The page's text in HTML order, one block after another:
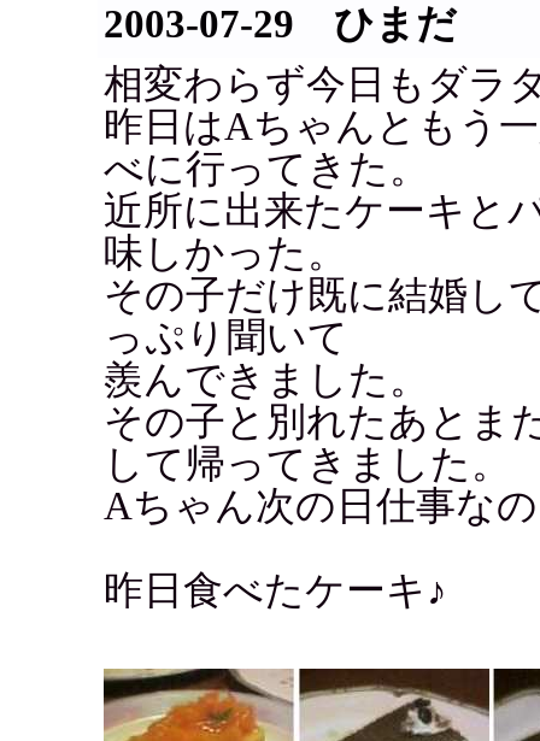
2003-07-29 ひまだ
相変わらず今日もダラ
昨日はAちゃんともう
べに行ってきた。
近所に出来たケーキと
味しかった。
その子だけ既に結婚し
っぷり聞いて
羨んできました。
その子と別れたあとま
して帰ってきました。
Aちゃん次の日仕事な
昨日食べたケーキ♪